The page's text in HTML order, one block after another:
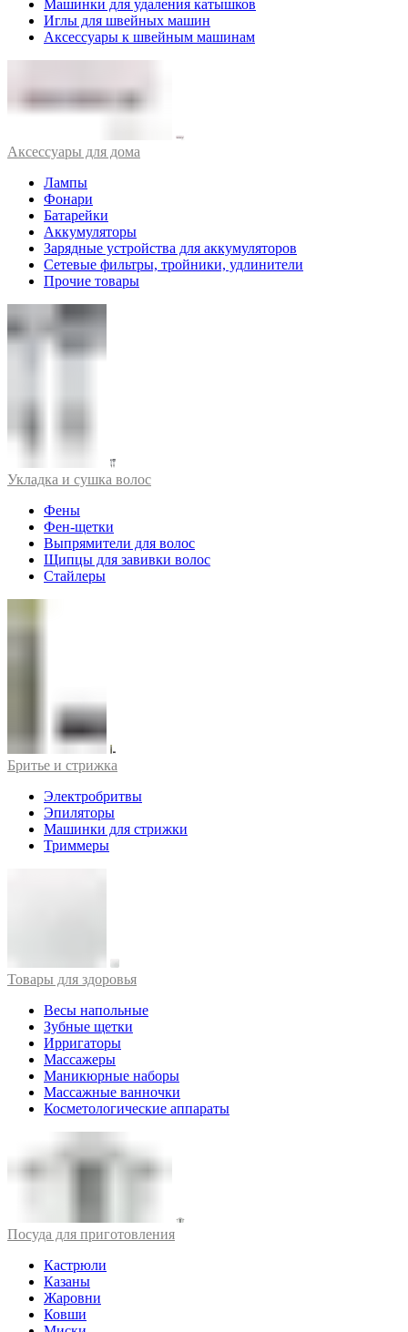
Машинки для удаления катышков
Иглы для швейных машин
Аксессуары к швейным машинам
Аксессуары для дома
Лампы
Фонари
Батарейки
Аккумуляторы
Зарядные устройства для аккумуляторов
Сетевые фильтры, тройники, удлинители
Прочие товары
Укладка и сушка волос
Фены
Фен-щетки
Выпрямители для волос
Щипцы для завивки волос
Стайлеры
Бритье и стрижка
Электробритвы
Эпиляторы
Машинки для стрижки
Триммеры
Товары для здоровья
Весы напольные
Зубные щетки
Ирригаторы
Массажеры
Маникюрные наборы
Массажные ванночки
Косметологические аппараты
Посуда для приготовления
Кастрюли
Казаны
Жаровни
Ковши